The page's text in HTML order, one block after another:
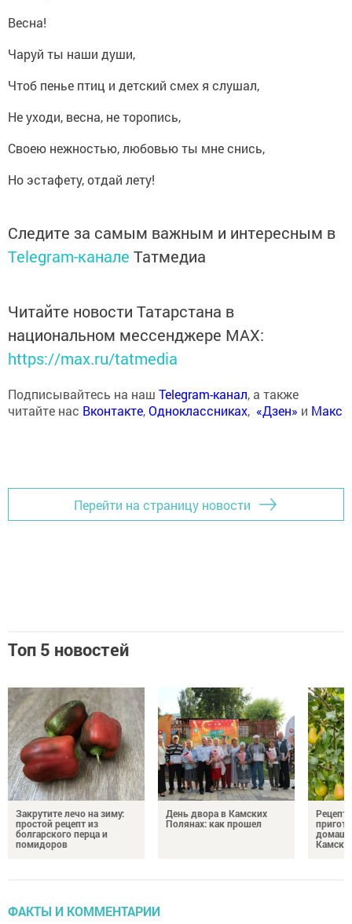
Весна!
Чаруй ты наши души,
Чтоб пенье птиц и детский смех я слушал,
Не уходи, весна, не торопись,
Своею нежностью, любовью ты мне снись,
Но эстафету, отдай лету!
Следите за самым важным и интересным в
Telegram-канале Татмедиа
Читайте новости Татарстана в
национальном мессенджере MАХ:
https://max.ru/tatmedia
Подписывайтесь на наш Telegram-канал, а также
читайте нас Вконтакте,Одноклассниках, «Дзен» и Макс
Перейти на страницу новости
Топ 5 новостей
Закрутите лечо на зиму:
простой рецепт из
болгарского перца и
помидоров
День двора в Камских
Полянах: как прошел
ФАКТЫ И КОММЕНТАРИИ